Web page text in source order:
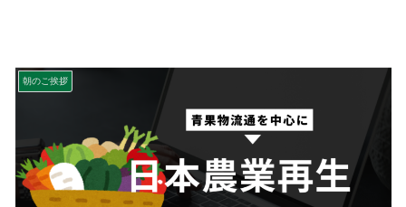
朝のご挨拶